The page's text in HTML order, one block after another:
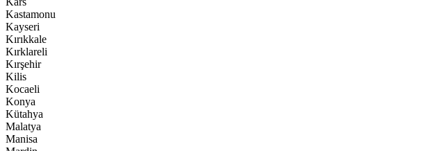
Kastamonu
Kayseri
Kırıkkale
Kırklareli
Kırşehir
Kilis
Kocaeli
Konya
Kütahya
Malatya
Manisa